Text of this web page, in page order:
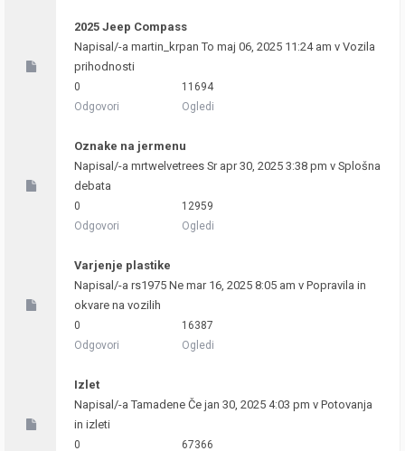
2025 Jeep Compass
Napisal/-a martin_krpan To maj 06, 2025 11:24 am v Vozila
prihodnosti
0
Odgovori
11694
Ogledi
Oznake na jermenu
Napisal/-a mrtwelvetrees Sr apr 30, 2025 3:38 pm v Splošna
debata
0
Odgovori
12959
Ogledi
Varjenje plastike
Napisal/-a rs1975 Ne mar 16, 2025 8:05 am v Popravila in
okvare na vozilih
0
Odgovori
16387
Ogledi
Izlet
Napisal/-aTamadene Če jan 30, 2025 4:03 pm v Potovanja
in izleti
0
67366